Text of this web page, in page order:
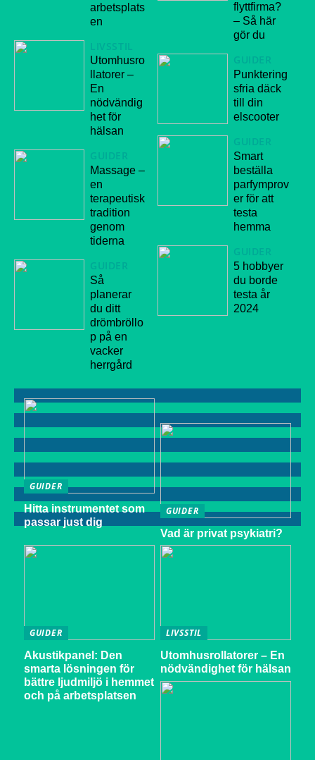
arbetsplats
en
LIVSSTIL
Utomhusro
llatorer –
En
nödvändig
het för
hälsan
GUIDER
Massage –
en
terapeutisk
tradition
genom
tiderna
GUIDER
Så
planerar
du ditt
drömbröllo
p på en
vacker
herrgård
flyttfirma?
– Så här
gör du
GUIDER
Punktering
sfria däck
till din
elscooter
GUIDER
Smart
beställa
parfymprov
er för att
testa
hemma
GUIDER
5 hobbyer
du borde
testa år
2024
GUIDER
Hitta instrumentet som
passar just dig
GUIDER
Vad är privat psykiatri?
GUIDER
Akustikpanel: Den
smarta lösningen för
bättre ljudmiljö i hemmet
och på arbetsplatsen
LIVSSTIL
Utomhusrollatorer – En
nödvändighet för hälsan